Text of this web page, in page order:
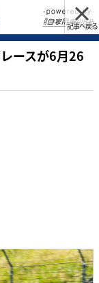
記事へ戻る
ースが6月26